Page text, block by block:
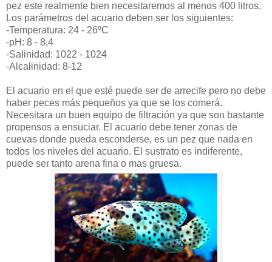
pez este realmente bien necesitaremos al menos 400 litros.
Los parámetros del acuario deben ser los siguientes:
-Temperatura: 24 - 26ºC
-pH: 8 - 8,4
-Salinidad: 1022 - 1024
-Alcalinidad: 8-12
El acuario en el que esté puede ser de arrecife pero no debe
haber peces más pequeños ya que se los comerá.
Necesitara un buen equipo de filtración ya que son bastante
propensos a ensuciar. El acuario debe tener zonas de
cuevas donde pueda esconderse, es un pez que nada en
todos los niveles del acuario. El sustrato es indiferente,
puede ser tanto arena fina o mas gruesa.